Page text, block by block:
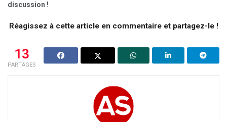
discussion !
Réagissez à cette article en commentaire et partagez-le !
13
PARTAGES